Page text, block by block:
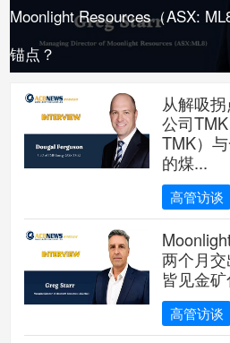
Moonlight Resources（ASX:
锚点？
从解吸
公司
TMK）
的煤...
高管访谈
两个月
皆见金
高管访谈